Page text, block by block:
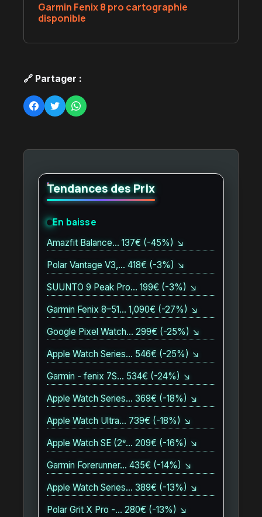
Garmin Fenix 8 pro cartographie
disponible
🔗 Partager :
Tendances des Prix
En baisse
Amazfit Balance… 137€ (-45%) ↘
Polar Vantage V3,… 418€ (-3%) ↘
SUUNTO 9 Peak Pro… 199€ (-3%) ↘
Garmin Fenix 8–51… 1,090€ (-27%) ↘
Google Pixel Watch… 299€ (-25%) ↘
Apple Watch Series… 546€ (-25%) ↘
Garmin - fenix 7S… 534€ (-24%) ↘
Apple Watch Series… 369€ (-18%) ↘
Apple Watch Ultra… 739€ (-18%) ↘
Apple Watch SE (2ᵉ… 209€ (-16%) ↘
Garmin Forerunner… 435€ (-14%) ↘
Apple Watch Series… 389€ (-13%) ↘
Polar Grit X Pro -… 280€ (-13%) ↘